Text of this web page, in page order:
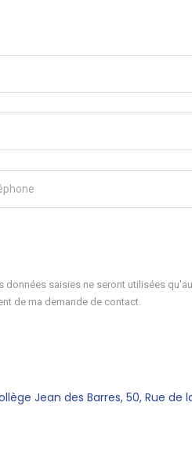
données saisies ne seront utilisées
de ma demande de contact.
Jean des Barres, 50, Rue de